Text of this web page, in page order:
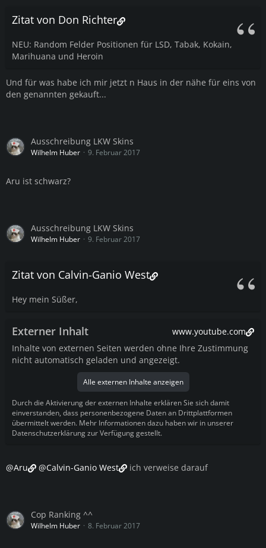
Zitat von Don Richter
NEU: Random Felder Positionen für LSD, Tabak, Kokain,
Marihuana und Heroin
Und für was habe ich mir jetzt n Haus in der nähe für eins von
den genannten gekauft...
Ausschreibung LKW Skins
Wilhelm Huber 9. Februar 2017
Aru ist schwarz?
Ausschreibung LKW Skins
Wilhelm Huber 9. Februar 2017
Zitat von Calvin-Ganio West
Hey mein Süßer,
Externer Inhalt
www.youtube.com
Inhalte von externen Seiten werden ohne Ihre Zustimmung
nicht automatisch geladen und angezeigt.
Alle externen Inhalte anzeigen
Durch die Aktivierung der externen Inhalte erklären Sie sich damit
einverstanden, dass personenbezogene Daten an Drittplattformen
übermittelt werden. Mehr Informationen dazu haben wir in unserer
Datenschutzerklärung zur Verfügung gestellt.
@Aru @Calvin-Ganio West ich verweise darauf
Cop Ranking ^^
Wilhelm Huber 8. Februar 2017